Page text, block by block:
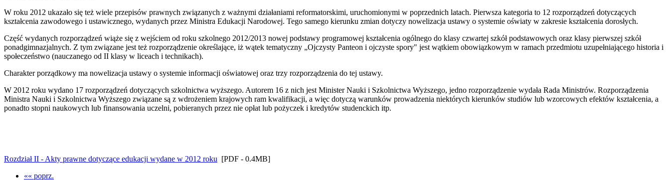
W roku 2012 ukazało się też wiele przepisów prawnych związanych z ważnymi działaniami reformatorskimi, uruchomionymi w poprzednich latach. Pierwsza kategoria to 12 rozporządzeń dotyczących
kształcenia zawodowego i ustawicznego, wydanych przez Ministra Edukacji Narodowej. Tego samego kierunku zmian dotyczy nowelizacja ustawy o systemie oświaty w zakresie kształcenia dorosłych.
Część wydanych rozporządzeń wiąże się z wejściem od roku szkolnego 2012/2013 nowej podstawy programowej kształcenia ogólnego do klasy czwartej szkół podstawowych oraz klasy pierwszej szkół
ponadgimnazjalnych. Z tym związane jest też rozporządzenie określające, iż wątek tematyczny „Ojczysty Panteon i ojczyste spory" jest wątkiem obowiązkowym w ramach przedmiotu uzupełniającego historia i
społeczeństwo (nauczanego od II klasy w liceach i technikach).
Charakter porządkowy ma nowelizacja ustawy o systemie informacji oświatowej oraz trzy rozporządzenia do tej ustawy.
W 2012 roku wydano 17 rozporządzeń dotyczących szkolnictwa wyższego. Autorem 16 z nich jest Minister Nauki i Szkolnictwa Wyższego, jedno rozporządzenie wydała Rada Ministrów. Rozporządzenia
Ministra Nauki i Szkolnictwa Wyższego związane są z wdrożeniem krajowych ram kwalifikacji, a więc dotyczą warunków prowadzenia niektórych kierunków studiów lub wzorcowych efektów kształcenia, a
ponadto stopni naukowych lub finansowania uczelni, pobieranych przez nie opłat lub pożyczek i kredytów studenckich itp.
Rozdział II - Akty prawne dotyczące edukacji wydane w 2012 roku [PDF - 0.4MB]
«« poprz.